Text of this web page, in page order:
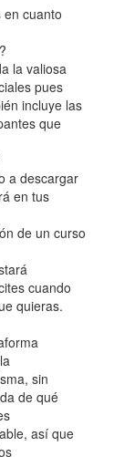
cuanto
la valiosa
pues
incluye las
que
a descargar
en tus
de un curso
cuando
quieras.
sin
de qué
así que